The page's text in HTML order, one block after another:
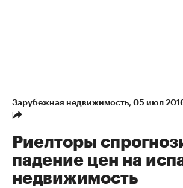
Зарубежная недвижимость⁠, 05 июл
Риелторы
падение цен на
недвижимость